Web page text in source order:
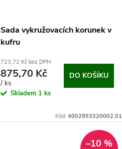
Sada vykružovacích korunek v
kufru
723,72 Kč bez DPH
875,70 Kč
/ ks
Skladem 1 ks
DO KOŠÍKU
Kód: 4002953320002.01
–10 %